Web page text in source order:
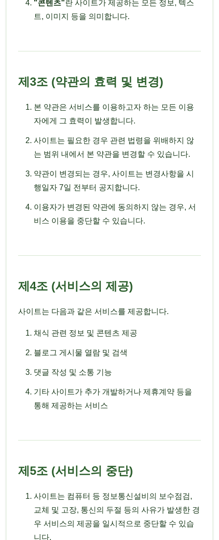
"콘텐츠"란 사이트가 제공하는 모든 정보, 텍스
트, 이미지 등을 의미합니다.
제3조 (약관의 효력 및 변경)
본 약관은 서비스를 이용하고자 하는 모든 이용
자에게 그 효력이 발생합니다.
사이트는 필요한 경우 관련 법령을 위배하지 않
는 범위 내에서 본 약관을 변경할 수 있습니다.
약관이 변경되는 경우, 사이트는 변경사항을 시
행일자 7일 전부터 공지합니다.
이용자가 변경된 약관에 동의하지 않는 경우, 서
비스 이용을 중단할 수 있습니다.
제4조 (서비스의 제공)
사이트는 다음과 같은 서비스를 제공합니다.
채식 관련 정보 및 콘텐츠 제공
블로그 게시물 열람 및 검색
댓글 작성 및 소통 기능
기타 사이트가 추가 개발하거나 제휴계약 등을
통해 제공하는 서비스
제5조 (서비스의 중단)
사이트는 컴퓨터 등 정보통신설비의 보수점검,
교체 및 고장, 통신의 두절 등의 사유가 발생한 경
우 서비스의 제공을 일시적으로 중단할 수 있습
니다.